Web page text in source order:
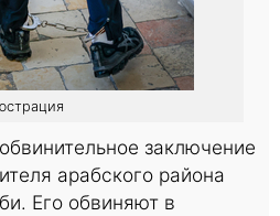
заключение
арабского района
Его обвиняют в